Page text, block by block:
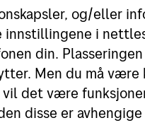
og/eller
i
din.
Men du må være
det være
disse er